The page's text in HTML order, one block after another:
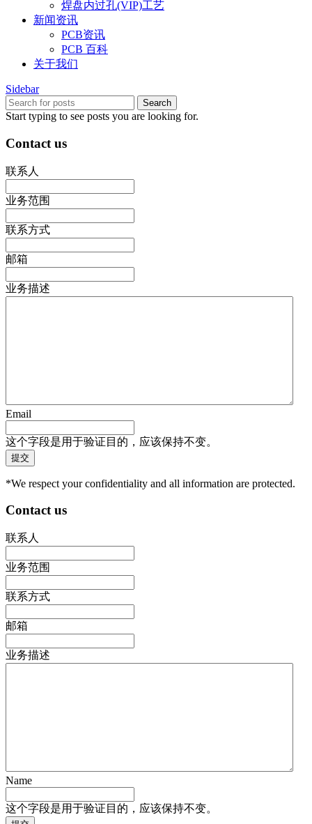
焊盘内过孔(VIP)工艺
新闻资讯
PCB资讯
PCB 百科
关于我们
Sidebar
Search
Start typing to see posts you are looking for.
Contact us
联系人
业务范围
联系方式
邮箱
业务描述
Email
这个字段是用于验证目的，应该保持不变。
*We respect your confidentiality and all information are protected.
Contact us
联系人
业务范围
联系方式
邮箱
业务描述
Name
这个字段是用于验证目的，应该保持不变。